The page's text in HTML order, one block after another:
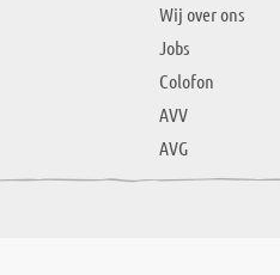
Wij over ons
Jobs
Colofon
AVV
AVG